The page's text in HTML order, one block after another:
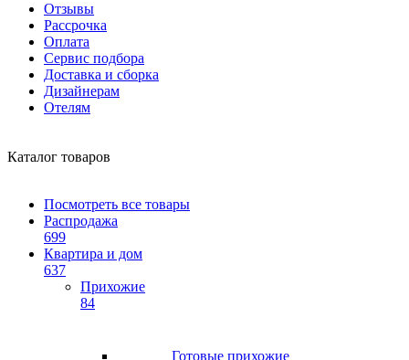
Отзывы
Рассрочка
Оплата
Сервис подбора
Доставка и сборка
Дизайнерам
Отелям
Каталог товаров
Посмотреть все товары
Распродажа
699
Квартира и дом
637
Прихожие
84
Готовые прихожие